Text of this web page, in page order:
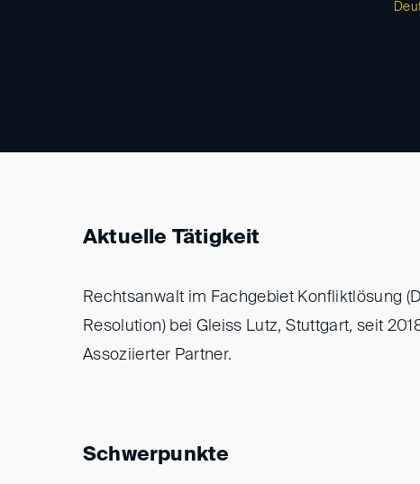
Aktuelle Tätigkeit
Rechtsanwalt im Fachgebiet Konfliktlösung
Resolution) bei Gleiss Lutz, Stuttgart, seit
Assoziierter Partner.
Schwerpunkte